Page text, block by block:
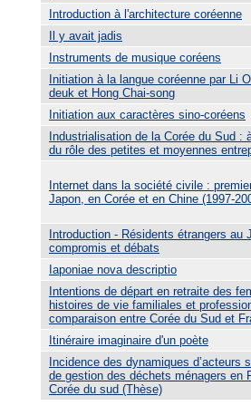
Introduction à l'architecture coréenne
Il y avait jadis
Instruments de musique coréens
Initiation à la langue coréenne par Li
deuk et Hong Chai-song
Initiation aux caractères sino-coréens
Industrialisation de la Corée du Sud :
du rôle des petites et moyennes
Internet dans la société civile :
Japon, en Corée et en Chine (1997-
Introduction - Résidents étrangers au
compromis et débats
Iaponiae nova descriptio
Intentions de départ en retraite des
histoires de vie familiales et
comparaison entre Corée du Sud et
Itinéraire imaginaire d'un poète
Incidence des dynamiques d’acteurs
de gestion des déchets ménagers en
Corée du sud (Thèse)